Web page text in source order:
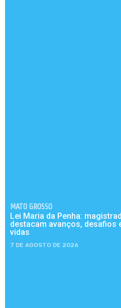
MATO GROSSO
Lei Maria da Penha:
destacam avanços, desafios
vidas
7 DE AGOSTO DE 2026